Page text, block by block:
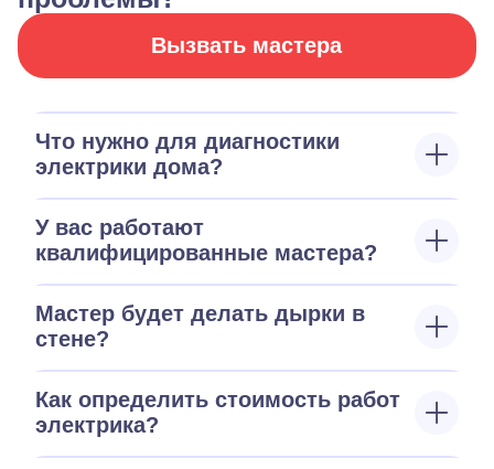
Вызвать мастера
Что нужно для диагностики
электрики дома?
У вас работают
квалифицированные мастера?
Мастер будет делать дырки в
стене?
Как определить стоимость работ
электрика?